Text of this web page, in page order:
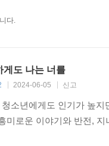
다.
게도 나는 너를
2024-06-05 신고
소년에게도 인기가 높
미로운 이야기와 반전,